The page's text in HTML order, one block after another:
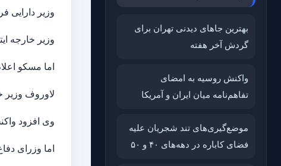
بهترین جاهای دیدنی تهران برای
گردش آخر هفته
واکنش روسیه به امضای
تفاهم‌نامه میان ایران و آمریکا
موضع‌گیری‌های تند شجریان علیه
فضای کاباره در دهه‌های ۴۰ و ۵۰
وزیر دارایی
وزیر خارجه
اما مسکو
لاوروف وزیر
وی افزود
اما وزرای